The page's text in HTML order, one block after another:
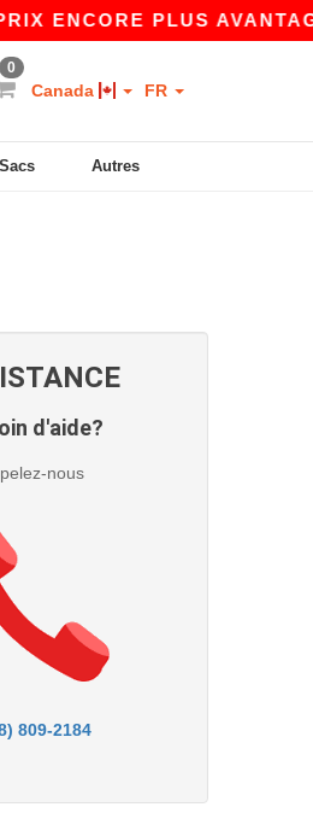
ENCORE PLUS
0
Canada FR
Sacs Autres
d'aide?
nous
809-2184